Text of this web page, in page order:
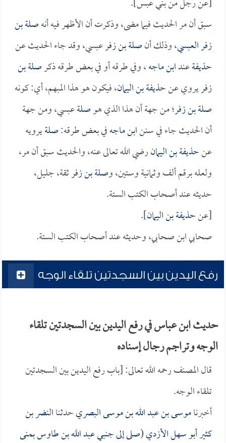
سبق أن مر الحديث فيما مضى، وذكرت أن الأظهر فيه أنهصلة بن
زفر العبسي، وذلك أنصلة بن زفرعبسي، وقد جاء الحديث عن
حذيفةعندابن ماجه، وفي طرقه أو في بعض طرقه ذكرصلة بن
زفريروي عنحذيفة بن اليمان، فيكون هو هذا المبهم، أي: كونه
صلة بن زفر؛ من جهة أن هذا الذي هوصلةعبسي، ومن جهة
أن الحديث جاء في سننابن ماجهفي بعض طرقه:صلةيرويه
عنحذيفة بن اليمانرضي الله تعالى عنه، والحديث سبق أن مر،
ولعله برقم ألف وثمانية وستين، وصلة بن زفرثقة، جليل،
حديثه عند أصحاب الكتب الستة.
[عنحذيفة بن اليمان].
صحابي ابن صحابي، وحديثه عند أصحاب الكتب الستة.
رفع اليدين بين السجدتين تلقاء الوجه
حديث ابن عباس في رفع اليدين بين السجدتين تلقاء
الوجه وتراجم رجال إسناده
قال المصنف رحمه الله تعالى: [باب رفع اليدين بين السجدتين
تلقاء الوجه.
أخبرناموسى بن عبد الله بن موسى البصريحدثناالنضر بن
كثير أبو سهل الأزدي(صلى إلى جنبيعبد الله بن طاوسبمنى